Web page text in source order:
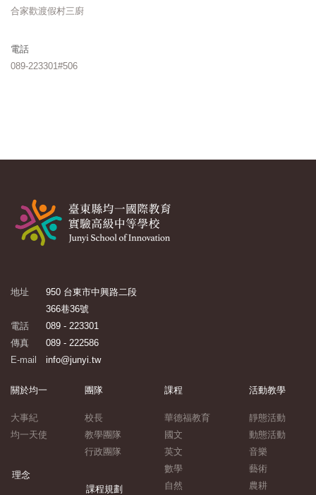
合家歡渡假村三廚
電話
089-223301#506
地址
950 台東市中興路二段
366巷36號
電話
089 - 223301
傳真
089 - 222586
E-mail
info@junyi.tw
關於均一
大事紀
均一天使
理念
團隊
校長
教學團隊
行政團隊
課程規劃
課程
華德福教育
國文
英文
數學
自然
活動教學
靜態活動
動態活動
音樂
藝術
農耕